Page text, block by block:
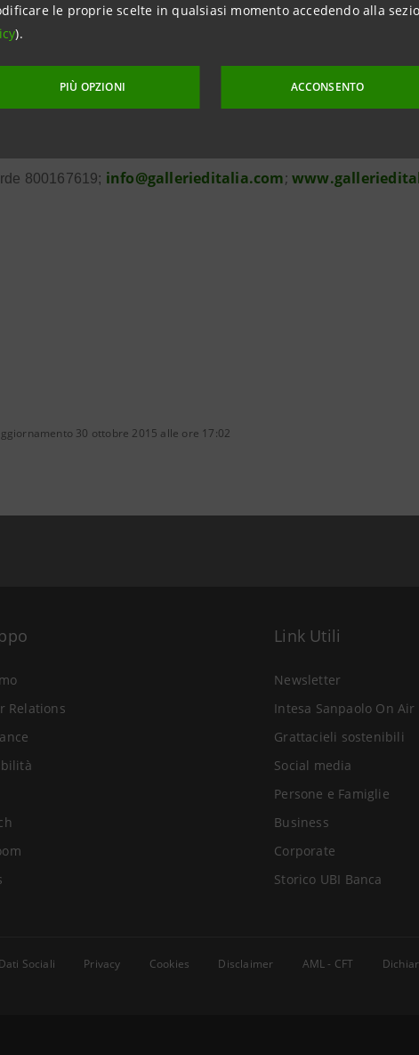
le proprie scelte in qualsiasi momento accedendo alla
).
PIÙ OPZIONI ACCONSENTO
- +39 335490311
800167619; info@gallerieditalia.com;
30 ottobre 2015 alle ore 17:02
Relations
Link Utili
Newsletter
Intesa Sanpaolo On Air
Grattacieli sostenibili
Social media
Persone e Famiglie
Business
Corporate
Storico UBI Banca
Dati Sociali Privacy Cookies Disclaimer AML - CFT